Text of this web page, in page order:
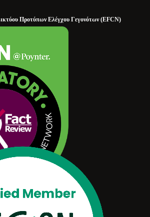
Προτύπων Ελέγχου Γεγονότων (EFCN)